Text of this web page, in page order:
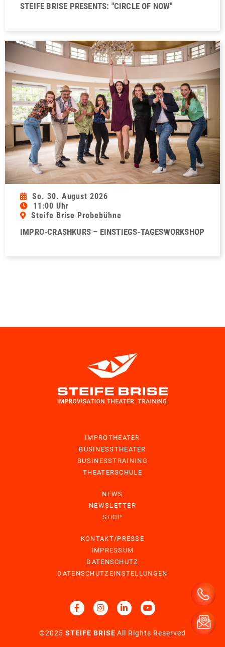
STEIFE BRISE PRESENTS: "CIRCLE OF NOW"
So. 30. August 2026
11:00 Uhr
Steife Brise Probebühne
IMPRO-CRASHKURS – EINSTIEGS-TAGESWORKSHOP
IMPROTHEATER
BUSINESSTHEATER
BUSINESSTRAINING
THEATERSCHULE
NEWS
NEWSLETTER
SHOP
KONTAKT/PRESSE
IMPRESSUM
DATENSCHUTZ
DATENSCHUTZEINSTELLUNGEN
©2025STEIFE BRISE All Rights Reserved